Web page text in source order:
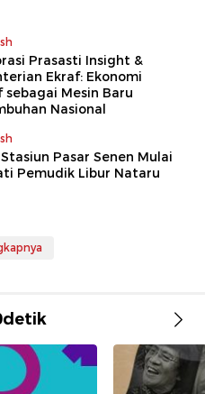
Prasasti Insight &
Ekraf: Ekonomi
sebagai Mesin Baru
Nasional
Pasar Senen Mulai
Pemudik Libur Nataru